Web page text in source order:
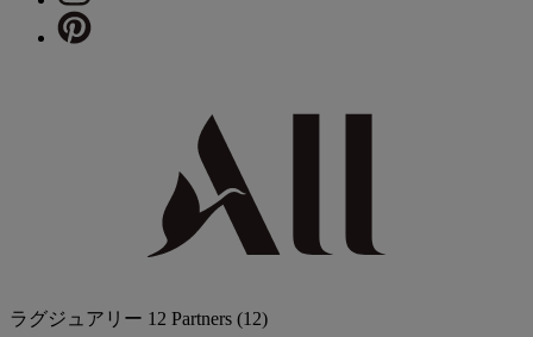
ラグジュアリー 12 Partners (12)